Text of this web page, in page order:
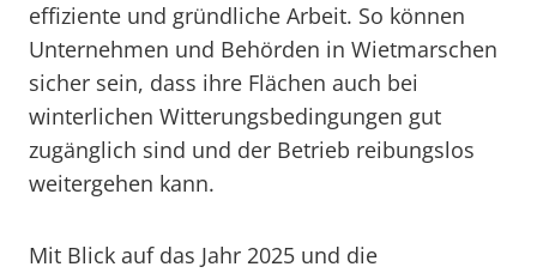
effiziente und gründliche Arbeit. So können
Unternehmen und Behörden in Wietmarschen
sicher sein, dass ihre Flächen auch bei
winterlichen Witterungsbedingungen gut
zugänglich sind und der Betrieb reibungslos
weitergehen kann.
Mit Blick auf das Jahr 2025 und die